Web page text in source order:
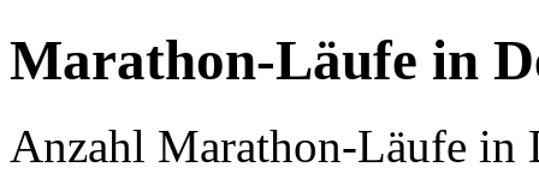
Marathon-Läufe in
Anzahl Marathon-Läufe in